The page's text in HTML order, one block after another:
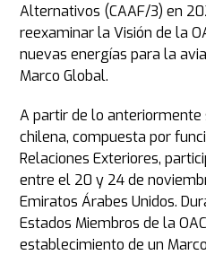
Alternativos (CAAF/3) en
reexaminar la Visión de la
nuevas energías para la
Marco Global.
A partir de lo anteriormente
chilena, compuesta por
Relaciones Exteriores,
entre el 20 y 24 de
Emiratos Árabes Unidos.
Estados Miembros de la
establecimiento de un